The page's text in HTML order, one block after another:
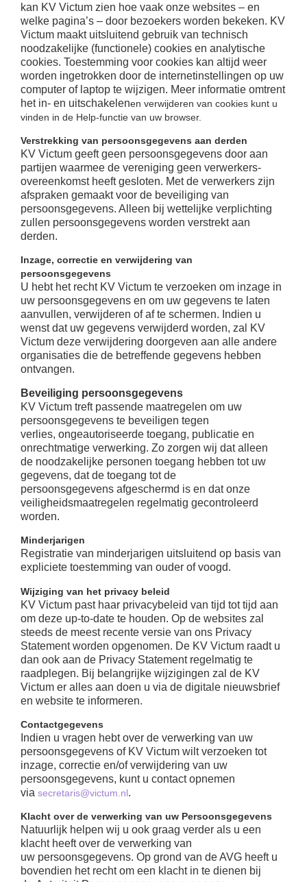
kan KV Victum zien hoe vaak onze websites – en
welke pagina’s – door bezoekers worden bekeken. KV
Victum maakt uitsluitend gebruik van technisch
noodzakelijke (functionele) cookies en analytische
cookies. Toestemming voor cookies kan altijd weer
worden ingetrokken door de internetinstellingen op uw
computer of laptop te wijzigen. Meer informatie omtrent
het in- en uitschakelenen verwijderen van cookies kunt u
vinden in de Help-functie van uw browser.
Verstrekking van persoonsgegevens aan derden
KV Victum geeft geen persoonsgegevens door aan
partijen waarmee de vereniging geen verwerkers-
overeenkomst heeft gesloten. Met de verwerkers zijn
afspraken gemaakt voor de beveiliging van
persoonsgegevens. Alleen bij wettelijke verplichting
zullen persoonsgegevens worden verstrekt aan
derden.
Inzage, correctie en verwijdering van
persoonsgegevens
U hebt het recht KV Victum te verzoeken om inzage in
uw persoonsgegevens en om uw gegevens te laten
aanvullen, verwijderen of af te schermen. Indien u
wenst dat uw gegevens verwijderd worden, zal KV
Victum deze verwijdering doorgeven aan alle andere
organisaties die de betreffende gegevens hebben
ontvangen.
Beveiliging persoonsgegevens
KV Victum treft passende maatregelen om uw
persoonsgegevens te beveiligen tegen
verlies, ongeautoriseerde toegang, publicatie en
onrechtmatige verwerking. Zo zorgen wij dat alleen
de noodzakelijke personen toegang hebben tot uw
gegevens, dat de toegang tot de
persoonsgegevens afgeschermd is en dat onze
veiligheidsmaatregelen regelmatig gecontroleerd
worden.
Minderjarigen
Registratie van minderjarigen uitsluitend op basis van
expliciete toestemming van ouder of voogd.
Wijziging van het privacy beleid
KV Victum past haar privacybeleid van tijd tot tijd aan
om deze up-to-date te houden. Op de websites zal
steeds de meest recente versie van ons Privacy
Statement worden opgenomen. De KV Victum raadt u
dan ook aan de Privacy Statement regelmatig te
raadplegen. Bij belangrijke wijzigingen zal de KV
Victum er alles aan doen u via de digitale nieuwsbrief
en website te informeren.
Contactgegevens
Indien u vragen hebt over de verwerking van uw
persoonsgegevens of KV Victum wilt verzoeken tot
inzage, correctie en/of verwijdering van uw
persoonsgegevens, kunt u contact opnemen
via secretaris@victum.nl.
Klacht over de verwerking van uw Persoonsgegevens
Natuurlijk helpen wij u ook graag verder als u een
klacht heeft over de verwerking van
uw persoonsgegevens. Op grond van de AVG heeft u
bovendien het recht om een klacht in te dienen bij